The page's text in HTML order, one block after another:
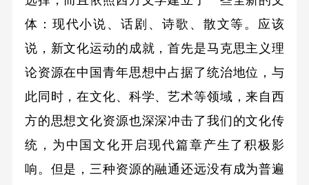
体：现代小说、话剧、诗歌、散文等。应该
说，新文化运动的成就，首先是马克思主义理
论资源在中国青年思想中占据了统治地位，与
此同时，在文化、科学、艺术等领域，来自西
方的思想文化资源也深深冲击了我们的文化传
统，为中国文化开启现代篇章产生了积极影
响。但是，三种资源的融通还远没有成为普遍